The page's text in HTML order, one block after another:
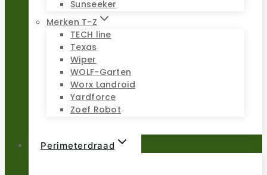
Sunseeker
Merken T-Z
TECH line
Texas
Wiper
WOLF-Garten
Worx Landroid
Yardforce
Zoef Robot
Perimeterdraad